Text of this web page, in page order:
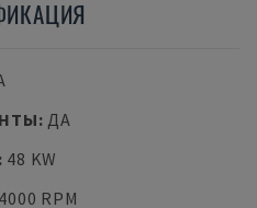
:ДА
: 48 KW
4000 RPM